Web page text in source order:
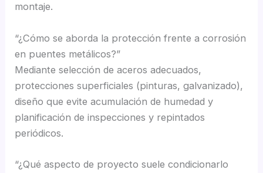
montaje.
“¿Cómo se aborda la protección frente a corrosión
en puentes metálicos?”
Mediante selección de aceros adecuados,
protecciones superficiales (pinturas, galvanizado),
diseño que evite acumulación de humedad y
planificación de inspecciones y repintados
periódicos.
“¿Qué aspecto de proyecto suele condicionarlo